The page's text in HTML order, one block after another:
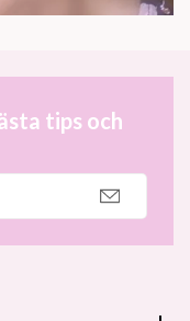
tips och